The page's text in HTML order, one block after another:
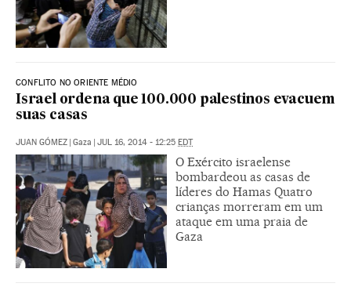
CONFLITO NO ORIENTE MÉDIO
Israel ordena que 100.000 palestinos evacuem
suas casas
JUAN GÓMEZ | Gaza | JUL 16, 2014 - 12:25 EDT
O Exército israelense
bombardeou as casas de
líderes do Hamas Quatro
crianças morreram em um
ataque em uma praia de
Gaza